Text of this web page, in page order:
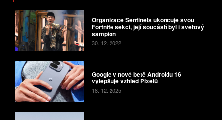
Organizace Sentinels ukončuje svou
Fortnite sekci, její součástí byl i světový
šampion
30. 12. 2022
Google v nové betě Androidu 16
vylepšuje vzhled Pixelů
18. 12. 2025